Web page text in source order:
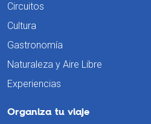
Circuitos
Cultura
Gastronomía
Naturaleza y Aire Libre
Experiencias
Organiza tu viaje